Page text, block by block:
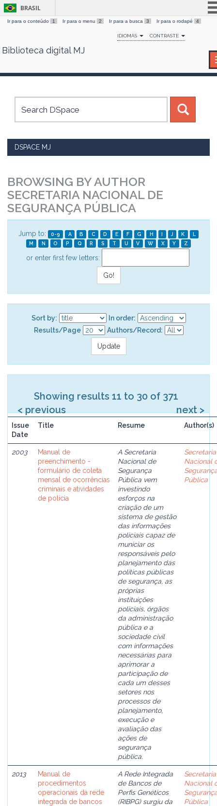
Skip
BRASIL
Simplifique!
Comunica BR
Canais
Ir para o conteúdo 1 Ir para o menu 2 Ir para a busca 3 Ir para o rodapé 4
IDIOMAS CONTRASTE
Biblioteca digital MJ
DSPACE MJ
BROWSING BY AUTHOR
SECRETARIA NACIONAL DE
SEGURANÇA PÚBLICA
Jump to: 0-9 A B C D E F G H I J K
L
M
N O P Q R S T U V W X Y Z
or enter first few letters:
Sort by:
In order:
Results/Page
Authors/Record:
Showing results 11 to 30 of 371
< previous
next >
Issue
Date
Title Resume Author(s)
2003
Manual de
preenchimento -
formulário de coleta
mensal de ocorrências
criminais e atividades
de polícia
A Secretaria
Nacional de
Segurança
Pública vem
investindo
esforços na
criação de um
sistema de gestão
das informações
policiais capaz de
municiar os
responsáveis pelo
planejamento das
políticas públicas
de segurança, as
próprias
instituições
policiais, órgãos
da administração
pública e a
sociedade civil
com informações
necessárias para
aprimorar a
participação de
cada um desses
setores nos
processos de
planejamento,
execução e
avaliação das
ações de
segurança
pública.
Secretaria
Nacional
Pública
2013
Manual de
procedimentos
operacionais da rede
integrada de bancos
A Rede Integrada
de Bancos de
Perfis Genéticos
(RIBPG) surgiu da
Secretaria
Nacional
Pública